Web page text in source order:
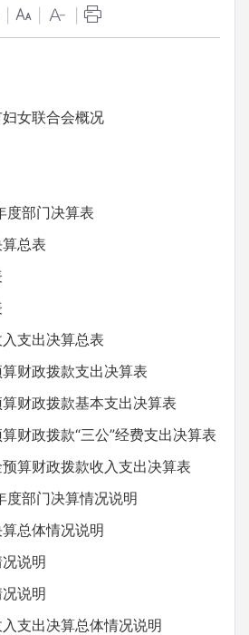
女联合会概况
度部门决算表
总表
支出决算总表
财政拨款支出决算表
财政拨款基本支出决算表
财政拨款“三公”经费支出决算表
算财政拨款收入支出决算表
度部门决算情况说明
总体情况说明
说明
说明
支出决算总体情况说明